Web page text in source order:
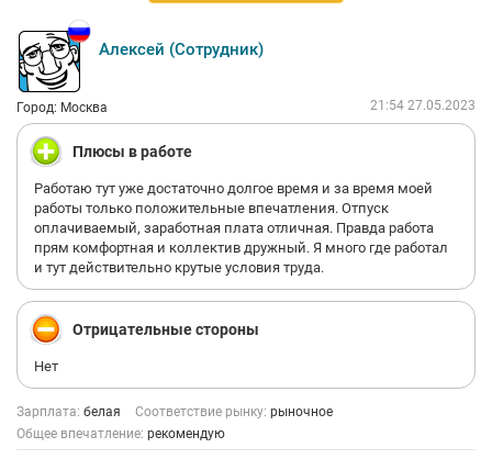
Алексей (Сотрудник)
Город: Москва 21:54 27.05.2023
Плюсы в работе
Работаю тут уже достаточно долгое время и за время моей
работы только положительные впечатления. Отпуск
оплачиваемый, заработная плата отличная. Правда работа
прям комфортная и коллектив дружный. Я много где работал
и тут действительно крутые условия труда.
Отрицательные стороны
Нет
Зарплата: белая Соответствие рынку: рыночное
Общее впечатление: рекомендую